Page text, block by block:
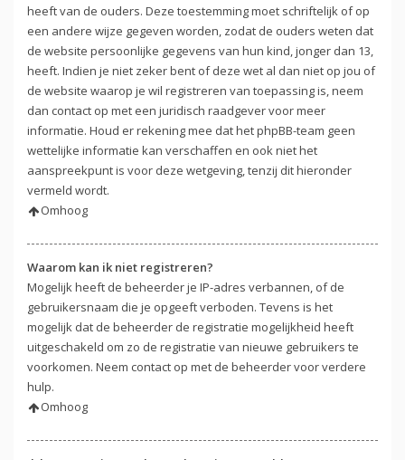
heeft van de ouders. Deze toestemming moet schriftelijk of op
een andere wijze gegeven worden, zodat de ouders weten dat
de website persoonlijke gegevens van hun kind, jonger dan 13,
heeft. Indien je niet zeker bent of deze wet al dan niet op jou of
de website waarop je wil registreren van toepassing is, neem
dan contact op met een juridisch raadgever voor meer
informatie. Houd er rekening mee dat het phpBB-team geen
wettelijke informatie kan verschaffen en ook niet het
aanspreekpunt is voor deze wetgeving, tenzij dit hieronder
vermeld wordt.
Omhoog
Waarom kan ik niet registreren?
Mogelijk heeft de beheerder je IP-adres verbannen, of de
gebruikersnaam die je opgeeft verboden. Tevens is het
mogelijk dat de beheerder de registratie mogelijkheid heeft
uitgeschakeld om zo de registratie van nieuwe gebruikers te
voorkomen. Neem contact op met de beheerder voor verdere
hulp.
Omhoog